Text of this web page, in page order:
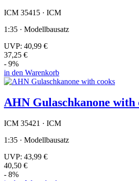
ICM 35415 · ICM
1:35 · Modellbausatz
UVP: 40,99 €
37,25 €
- 9%
in den Warenkorb
AHN Gulaschkanone with
ICM 35421 · ICM
1:35 · Modellbausatz
UVP: 43,99 €
40,50 €
- 8%